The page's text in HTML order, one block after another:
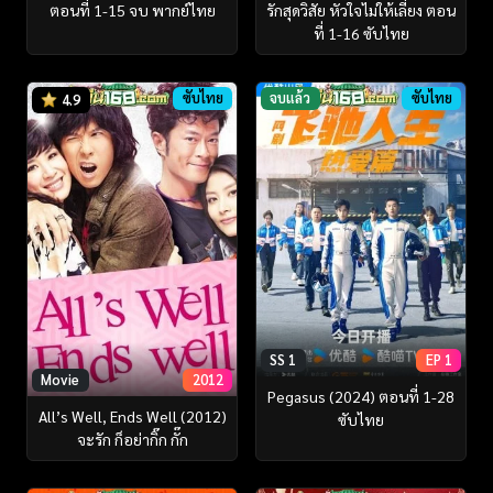
ตอนที่ 1-15 จบ พากย์ไทย
รักสุดวิสัย หัวใจไม่ให้เลี่ยง ตอน
ที่ 1-16 ซับไทย
4.9 ซับไทย
Movie 2012
All’s Well, Ends Well (2012)
จะรัก ก็อย่ากิ๊ก กั๊ก
จบแล้ว ซับไทย
SS 1 EP 1
Pegasus (2024) ตอนที่ 1-28
ซับไทย